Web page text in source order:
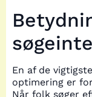
En af de
optimering er
Når folk søger